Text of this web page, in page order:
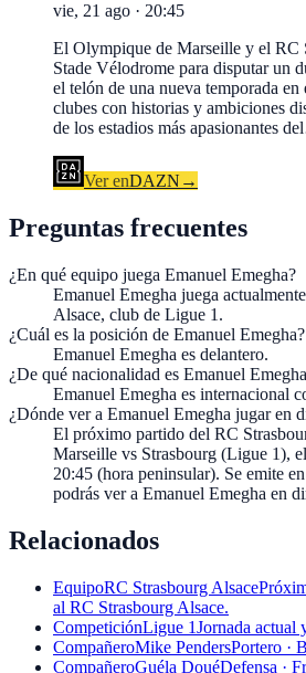
vie, 21 ago · 20:45
El Olympique de Marseille y el RC
Stade Vélodrome para disputar un
el telón de una nueva temporada
clubes con historias y ambiciones
de los estadios más apasionantes
Ver enDAZN →
Preguntas frecuentes
¿En qué equipo juega Emanuel Emegha?
Emanuel Emegha juega
Alsace, club de Ligue 1.
¿Cuál es la posición de Emanuel Emegha?
Emanuel Emegha es delantero.
¿De qué nacionalidad es Emanuel
Emanuel Emegha es internacional
¿Dónde ver a Emanuel Emegha jugar en
El próximo partido del RC
Marseille vs Strasbourg (Ligue 1),
20:45 (hora peninsular). Se emite
podrás ver a Emanuel Emegha en
Relacionados
EquipoRC Strasbourg Alsace
al RC Strasbourg Alsace.
CompeticiónLigue 1Jornada actual
CompañeroMike PendersPortero ·
CompañeroGuéla DouéDefensa ·